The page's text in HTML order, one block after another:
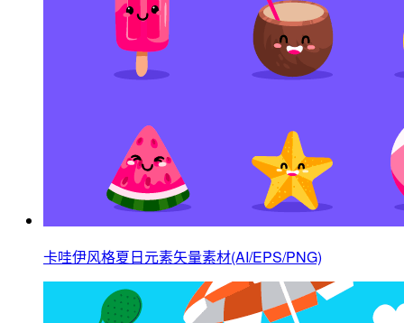
卡哇伊风格夏日元素矢量素材(AI/EPS/PNG)